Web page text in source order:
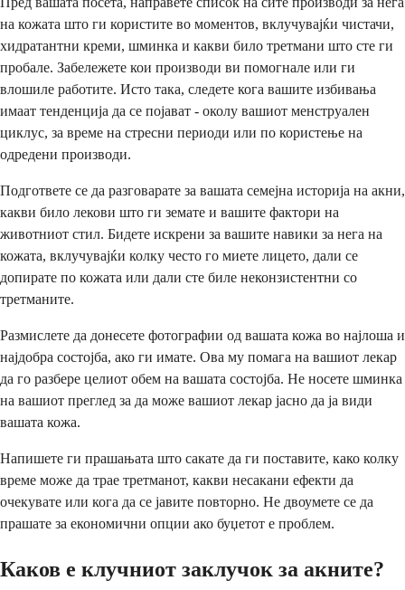
на кожата што ги користите во моментов, вклучувајќи чистачи,
хидратантни креми, шминка и какви било третмани што сте ги
пробале. Забележете кои производи ви помогнале или ги
влошиле работите. Исто така, следете кога вашите избивања
имаат тенденција да се појават - околу вашиот менструален
циклус, за време на стресни периоди или по користење на
одредени производи.
Подгответе се да разговарате за вашата семејна историја на акни,
какви било лекови што ги земате и вашите фактори на
животниот стил. Бидете искрени за вашите навики за нега на
кожата, вклучувајќи колку често го миете лицето, дали се
допирате по кожата или дали сте биле неконзистентни со
третманите.
Размислете да донесете фотографии од вашата кожа во најлоша и
најдобра состојба, ако ги имате. Ова му помага на вашиот лекар
да го разбере целиот обем на вашата состојба. Не носете шминка
на вашиот преглед за да може вашиот лекар јасно да ја види
вашата кожа.
Напишете ги прашањата што сакате да ги поставите, како колку
време може да трае третманот, какви несакани ефекти да
очекувате или кога да се јавите повторно. Не двоумете се да
прашате за економични опции ако буџетот е проблем.
Каков е клучниот заклучок за акните?